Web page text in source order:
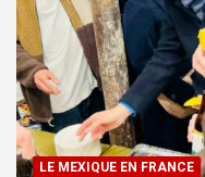
LE MEXIQUE EN FRANCE